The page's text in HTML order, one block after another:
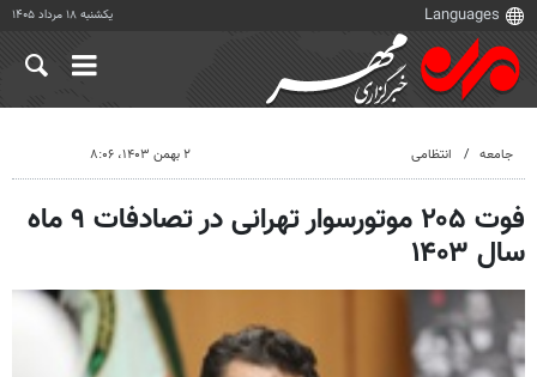
یکشنبه ۱۸ مرداد ۱۴۰۵
جامعه انتظامی ۲ بهمن ۱۴۰۳، ۸:۰۶
فوت ۲۰۵ موتورسوار تهرانی در تصادفات ۹ ماه
سال ۱۴۰۳